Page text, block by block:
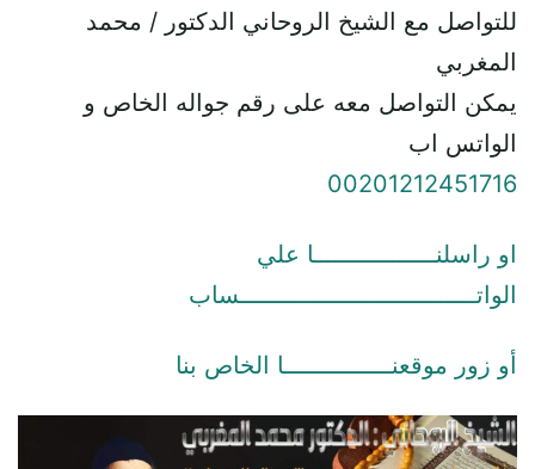
للتواصل مع الشيخ الروحاني الدكتور / محمد
المغربي
يمكن التواصل معه على رقم جواله الخاص و
الواتس اب
00201212451716
او راسلنـــــــــــــــــا علي
الواتـــــــــــــــــــــــــــــــــساب
أو زور موقعنـــــــــــــــا الخاص بنا